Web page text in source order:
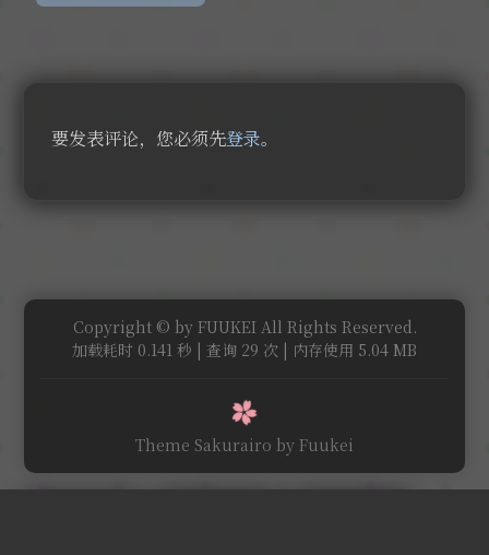
要发表评论，您必须先登录。
Copyright © by FUUKEI All Rights Reserved.
加载耗时 0.141 秒 | 查询 29 次 | 内存使用 5.04 MB
Theme Sakurairo by Fuukei